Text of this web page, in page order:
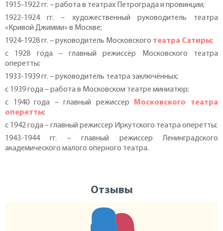
1915-1922 гг. – работа в театрах Петрограда и провинции;
1922-1924 гг. – художественный руководитель театра
«Кривой Джимми» в Москве;
1924-1928 гг. – руководитель Московского театра Сатиры;
с 1928 года – главный режиссёр Московского театра
оперетты;
1933-1939 гг. – руководитель театра заключённых;
с 1939 года – работа в Московском театре миниатюр;
с 1940 года – главный режиссер
Московского театра
оперетты;
с 1942 года – главный режиссер Иркутского театра оперетты;
1943-1944 гг. – главный режиссер Ленинградского
академического малого оперного театра.
Отзывы